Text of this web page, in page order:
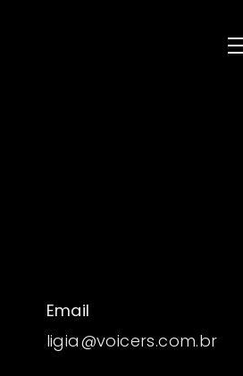
Email
ligia@voicers.com.br